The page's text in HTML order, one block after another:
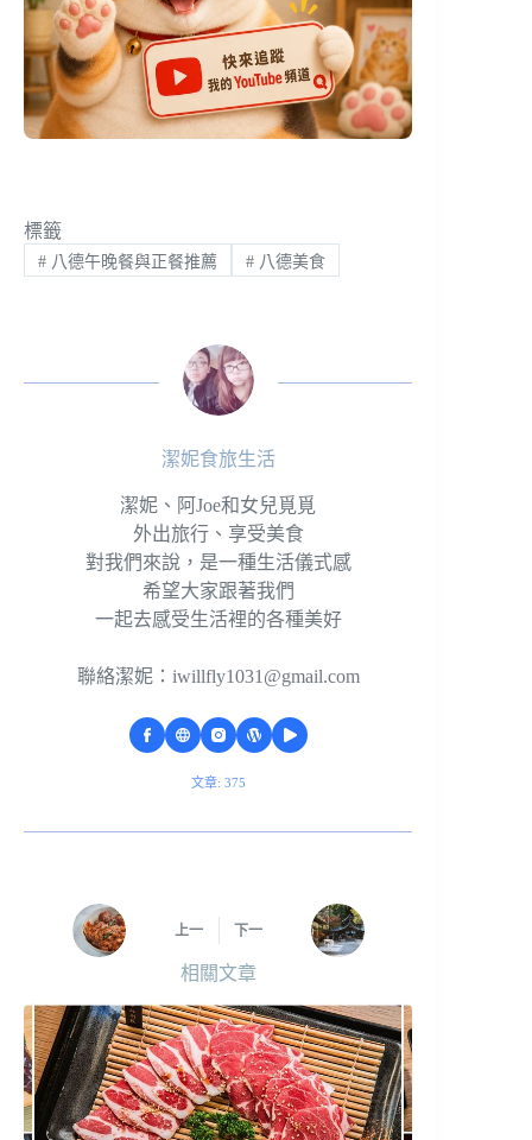
標籤
#八德午晚餐與正餐推薦 #八德美食
潔妮食旅生活
潔妮、阿Joe和女兒覓覓
外出旅行、享受美食
對我們來說，是一種生活儀式感
希望大家跟著我們
一起去感受生活裡的各種美好
聯絡潔妮： iwillfly1031@gmail.com
文章: 375
上一 下一
相關文章